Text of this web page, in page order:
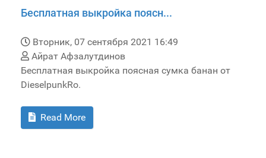
Бесплатная выкройка поясн...
Вторник, 07 сентября 2021 16:49
Айрат Афзалутдинов
Бесплатная выкройка поясная сумка банан от
DieselpunkRo.
Read More